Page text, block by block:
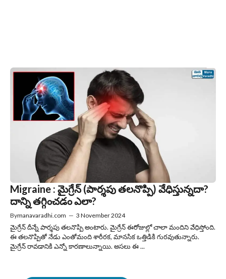
Migraine : మైగ్రేన్‌ (పార్శపు తలనొప్పి) వేధిస్తున్నదా?
దాన్ని తగ్గించడం ఎలా?
Bymanavaradhi.com — 3 November 2024
మైగ్రేన్ దీన్నే పార్శపు తలనొప్పి అంటారు. మైగ్రేన్ ఈరోజుల్లో చాలా మందిని వేధిస్తోంది.
ఈ తలనొప్పితో నేడు ఎంతోమంది శారీరక, మానసిక ఒత్తిడికి గురవుతున్నారు.
మైగ్రేన్ రావడానికి ఎన్నో కారణాలున్నాయి. అసలు ఈ ...